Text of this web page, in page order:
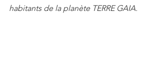
habitants de la planète TERRE GAIA.